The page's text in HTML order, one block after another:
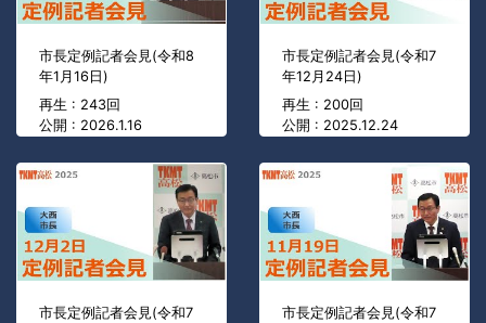
市長定例記者会見(令和8
年1月16日)
再生 : 243回
公開 : 2026.1.16
市長定例記者会見(令和7
年12月24日)
再生 : 200回
公開 : 2025.12.24
市長定例記者会見(令和7
市長定例記者会見(令和7